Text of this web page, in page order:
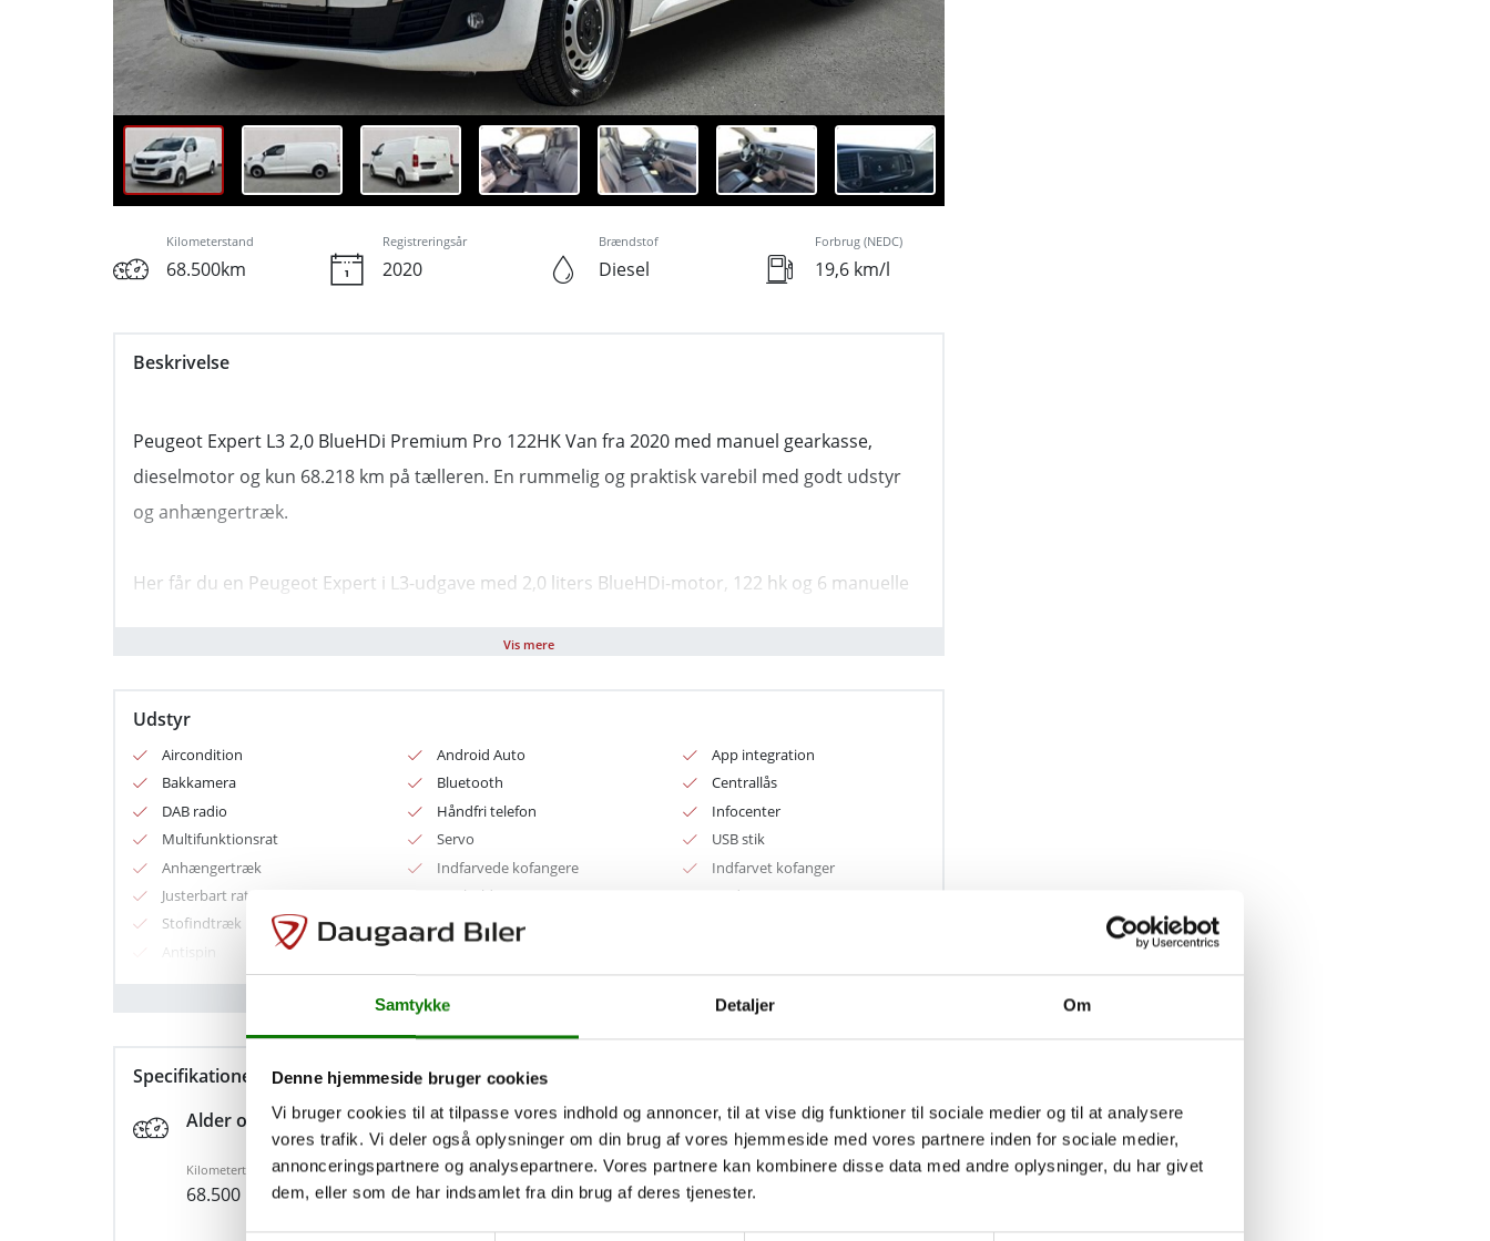
Samtykke Detaljer Om
Denne hjemmeside bruger cookies
Vi bruger cookies til at tilpasse vores indhold og annoncer, til at vise dig funktioner til sociale medier og til at analysere
vores trafik. Vi deler også oplysninger om din brug af vores hjemmeside med vores partnere inden for sociale medier,
annonceringspartnere og analysepartnere. Vores partnere kan kombinere disse data med andre oplysninger, du har givet
dem, eller som de har indsamlet fra din brug af deres tjenester.
Kilometerstand
68.500km
Registreringsår
2020
Brændstof
Diesel
Forbrug (NEDC)
19,6 km/l
Beskrivelse
Peugeot Expert L3 2,0 BlueHDi Premium Pro 122HK Van fra 2020 med manuel gearkasse,
dieselmotor og kun 68.218 km på tælleren. En rummelig og praktisk varebil med godt udstyr
og anhængertræk.
Her får du en Peugeot Expert i L3-udgave med 2,0 liters BlueHDi-motor, 122 hk og 6 manuelle
plads og et praktisk varerum med bund og sider.
Den kører op til 19,6 km/l ved blandet kørsel og har partikelfilter. Tophastigheden er 170 km/t,
og den årlige ejerafgift er 5.480 kr. Bilen har 5 døre og er udstyret med Premium Pro-niveau,
hvilket giver en fin kombination af komfort og funktionalitet i hverdagen.
Vigtigste udstyr
- Aircondition
- App integration
- DAB radio
- Håndfri telefon
- Multifunktionsrat
Vis mere
Udstyr
Aircondition Android Auto
App integration
Bakkamera
Bluetooth
Centrallås
DAB radio
Håndfri telefon
Infocenter
Multifunktionsrat
Servo
USB stik
Anhængertræk
Indfarvede kofangere
Indfarvet kofanger
Justerbart rat
Kopholder
Læderrat
Stofindtræk
ABS
Service ok bund og sider
Specifikationer
Alder og kilometerstand
Kilometertal
68.500
Første indregistrering
22-09-2020
Model årgang
2020